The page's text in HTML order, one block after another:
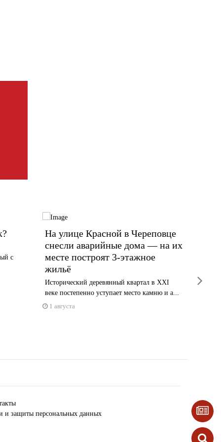
с
На улице Красной в Череповце
снесли аварийные дома — на их
месте построят 3-этажное
жильё
Исторический деревянный квартал в XXI
веке постепенно уступает место камню и а...
1 августа
Почему
и защиты персональных данных